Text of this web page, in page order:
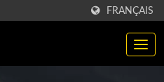
FRANÇAIS